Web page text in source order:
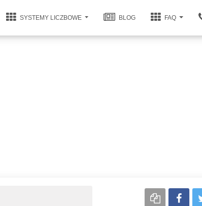
SYSTEMY LICZBOWE BLOG FAQ